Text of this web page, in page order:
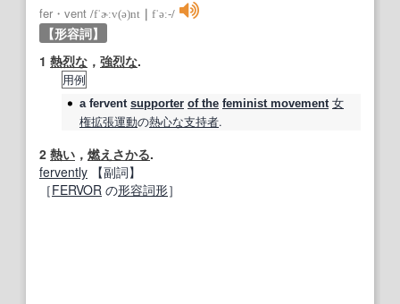
fer・vent /fˈɚːv(ə)nt fˈəː‐/
【形容詞】
1 熱烈な ， 強烈な.
用例
a fervent supporter of the feminist movement 女
権拡張運動の熱心な支持者.
2 熱い ， 燃えさかる.
fervently 【副詞】
［FERVOR の形容詞形］